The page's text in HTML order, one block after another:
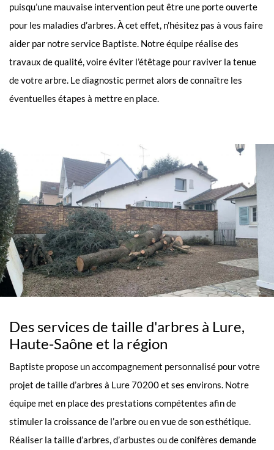
puisqu’une mauvaise intervention peut être une porte ouverte
pour les maladies d’arbres. À cet effet, n’hésitez pas à vous faire
aider par notre service Baptiste. Notre équipe réalise des
travaux de qualité, voire éviter l’étêtage pour raviver la tenue
de votre arbre. Le diagnostic permet alors de connaître les
éventuelles étapes à mettre en place.
Des services de taille d'arbres à Lure,
Haute-Saône et la région
Baptiste propose un accompagnement personnalisé pour votre
projet de taille d’arbres à Lure 70200 et ses environs. Notre
équipe met en place des prestations compétentes afin de
stimuler la croissance de l’arbre ou en vue de son esthétique.
Réaliser la taille d’arbres, d’arbustes ou de conifères demande